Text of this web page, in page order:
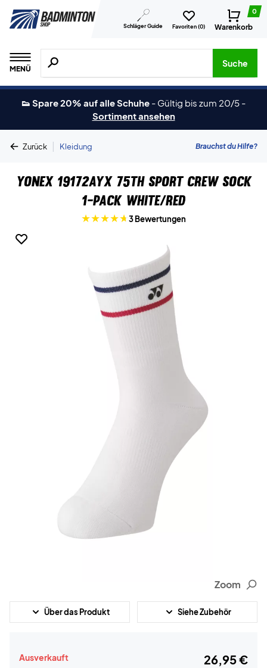
Schläger Guide Favoriten (0)
0
Warenkorb
MENÜ
Suche nach Produkten, Marken usw.
Suche
👟 Spare 20% auf alle Schuhe - Gültig bis zum 20/5 -
Sortiment ansehen
Zurück | Kleidung Brauchst du Hilfe?
Yonex 19172AYX 75th Sport Crew Sock
1-pack White/Red
3 Bewertungen
Zoom
Über das Produkt Siehe Zubehör
Ausverkauft 26,95 €